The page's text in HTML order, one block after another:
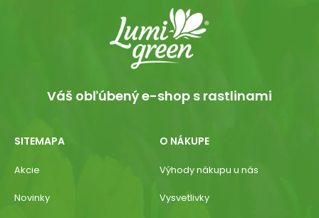
Váš obľúbený e-shop s rastlinami
SITEMAPA
Akcie
Novinky
O NÁKUPE
Výhody nákupu u nás
Vysvetlivky